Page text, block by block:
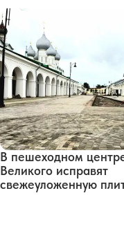
В пешеходном
Великого исправят
свежеуложенную